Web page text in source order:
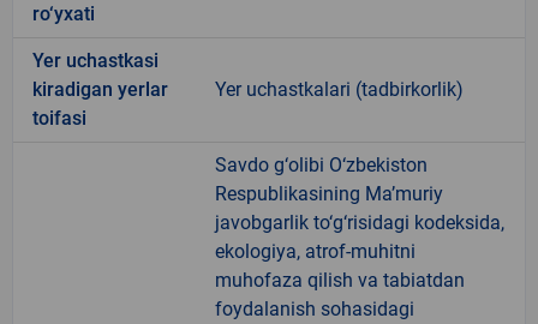
ro‘yxati
Yer uchastkasi
kiradigan yerlar
toifasi
Yer uchastkalari (tadbirkorlik)
Savdo g‘olibi O‘zbekiston
Respublikasining Ma’muriy
javobgarlik to‘g‘risidagi kodeksida,
ekologiya, atrof-muhitni
muhofaza qilish va tabiatdan
foydalanish sohasidagi